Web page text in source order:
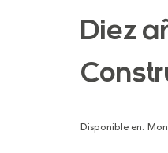
Diez
Disponible en: